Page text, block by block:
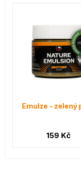
Emulze - zelený
159 Kč